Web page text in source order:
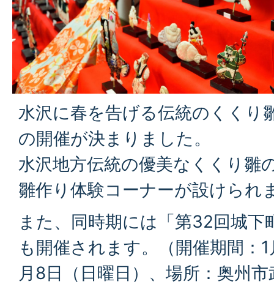
水沢に春を告げる伝統のくくり
の開催が決まりました。
水沢地方伝統の優美なくくり雛
雛作り体験コーナーが設けられ
また、同時期には「第32回城下
も開催されます。（開催期間：
月8日（日曜日）、場所：奥州